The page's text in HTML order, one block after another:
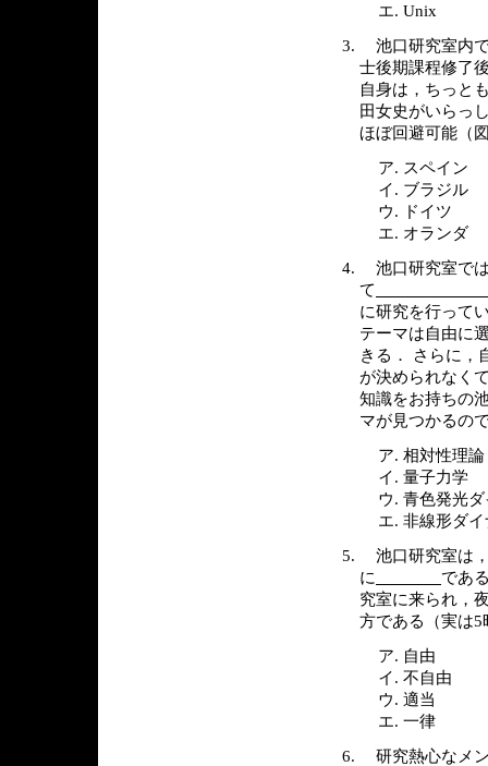
Unix
池口研究室内
士後期課程修了
自身は，ちっと
田女史がいらっ
ほぼ回避可能（
スペイン
ブラジル
ドイツ
オランダ
池口研究室で
て
に研究を行って
テーマは自由に
きる． さらに，
が決められなく
知識をお持ちの
マが見つかるの
相対性理論
量子力学
青色発光
非線形ダ
池口研究室は
に
であ
究室に来られ，
方である（実は
自由
不自由
適当
一律
研究熱心なメ